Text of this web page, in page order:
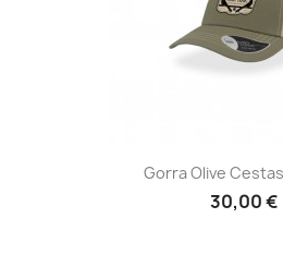
Gorra Olive
30,00 €